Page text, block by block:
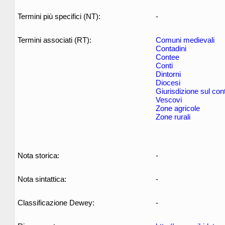
Termini più specifici (NT): -
Termini associati (RT):
Comuni medievali
Contadini
Contee
Conti
Dintorni
Diocesi
Giurisdizione sul
Vescovi
Zone agricole
Zone rurali
Nota storica: -
Nota sintattica: -
Classificazione Dewey: -